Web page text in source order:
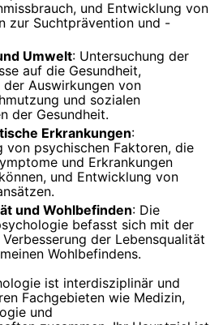
und Entwicklung von
zur Suchtprävention und -
Umwelt: Untersuchung der
auf die Gesundheit,
Auswirkungen von
und sozialen
der Gesundheit.
Erkrankungen:
von psychischen Faktoren, die
und Erkrankungen
und Entwicklung von
und Wohlbefinden: Die
befasst sich mit der
der Lebensqualität
Wohlbefindens.
ist interdisziplinär und
Fachgebieten wie Medizin,
und